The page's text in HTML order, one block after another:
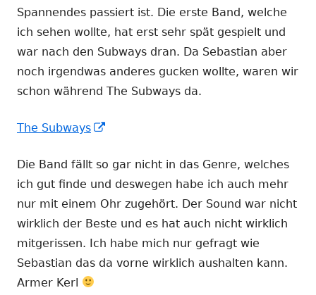
Spannendes passiert ist. Die erste Band, welche
ich sehen wollte, hat erst sehr spät gespielt und
war nach den Subways dran. Da Sebastian aber
noch irgendwas anderes gucken wollte, waren wir
schon während The Subways da.
The Subways
Fenster
öffnen
Die Band fällt so gar nicht in das Genre, welches
ich gut finde und deswegen habe ich auch mehr
nur mit einem Ohr zugehört. Der Sound war nicht
wirklich der Beste und es hat auch nicht wirklich
mitgerissen. Ich habe mich nur gefragt wie
Sebastian das da vorne wirklich aushalten kann.
Armer Kerl